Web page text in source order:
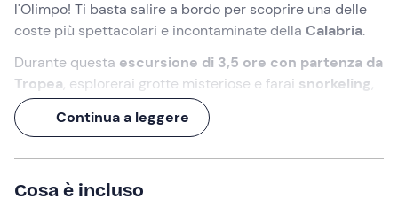
l'Olimpo! Ti basta salire a bordo per scoprire una delle
coste più spettacolari e incontaminate della Calabria.
Durante questa escursione di 3,5 ore con partenza da
Tropea, esplorerai grotte misteriose e farai snorkeling,
concludendo in bellezza con un ricco
bordo!
Cosa faremo
L'appuntamento è15 minuti prima
Continua a leggere
Cosa è incluso